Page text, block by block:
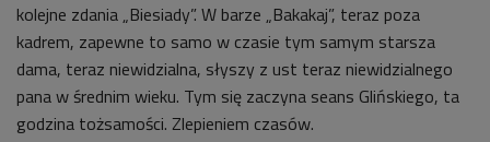
kolejne zdania „Biesiady”. W barze „Bakakaj”, teraz poza
kadrem, zapewne to samo w czasie tym samym starsza
dama, teraz niewidzialna, słyszy z ust teraz niewidzialnego
pana w średnim wieku. Tym się zaczyna seans Glińskiego, ta
godzina tożsamości. Zlepieniem czasów.